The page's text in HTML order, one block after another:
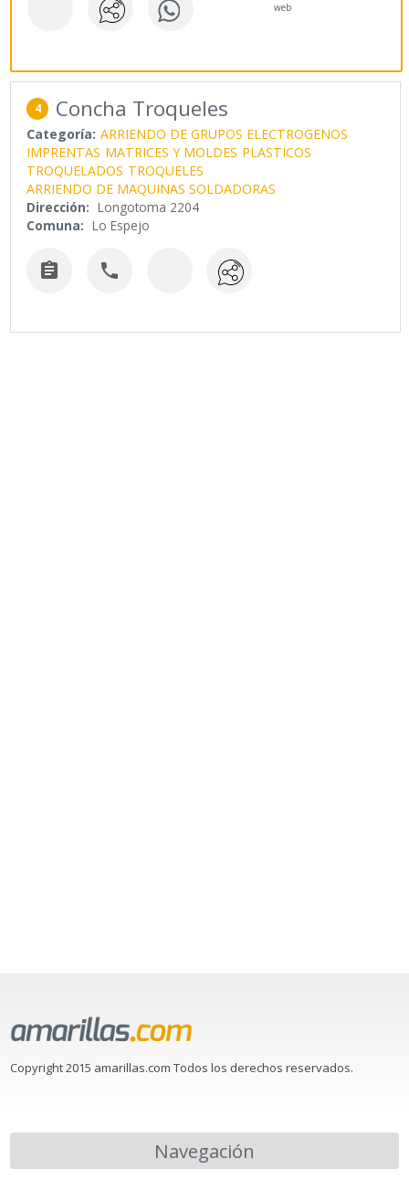
web
4 Concha Troqueles
Categoría: ARRIENDO DE GRUPOS ELECTROGENOS
IMPRENTAS MATRICES Y MOLDES PLASTICOS
TROQUELADOS TROQUELES
ARRIENDO DE MAQUINAS SOLDADORAS
Dirección: Longotoma 2204
Comuna: Lo Espejo
 
Copyright 2015 amarillas.com Todos los derechos reservados.
Navegación